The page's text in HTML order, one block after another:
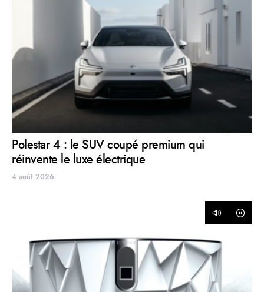
Polestar 4 : le SUV coupé premium qui
réinvente le luxe électrique
4 août 2026